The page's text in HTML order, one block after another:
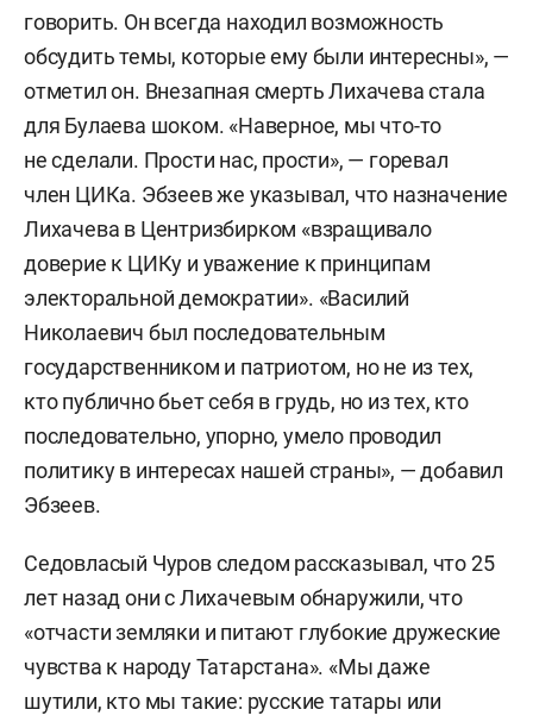
говорить. Он всегда находил возможность
обсудить темы, которые ему были интересны», —
отметил он. Внезапная смерть Лихачева стала
для Булаева шоком. «Наверное, мы что-то
не сделали. Прости нас, прости», — горевал
член ЦИКа. Эбзеев же указывал, что назначение
Лихачева в Центризбирком «взращивало
доверие к ЦИКу и уважение к принципам
электоральной демократии». «Василий
Николаевич был последовательным
государственником и патриотом, но не из тех,
кто публично бьет себя в грудь, но из тех, кто
последовательно, упорно, умело проводил
политику в интересах нашей страны», — добавил
Эбзеев.
Седовласый Чуров следом рассказывал, что 25
лет назад они с Лихачевым обнаружили, что
«отчасти земляки и питают глубокие дружеские
чувства к народу Татарстана». «Мы даже
шутили, кто мы такие: русские татары или